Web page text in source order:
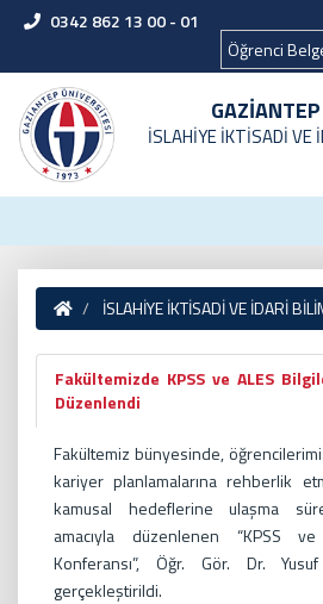
0342 862 13 00 - 01
Öğrenci
GAZİANTEP
İSLAHİYE İKTİSADİ VE
İSLAHİYE İKTİSADİ VE İDARİ
Fakültemizde KPSS ve ALES
Düzenlendi
Fakültemiz bünyesinde,
kariyer planlamalarına rehberlik
kamusal hedeflerine ulaşma
amacıyla düzenlenen “KPSS
Konferansı”, Öğr. Gör. Dr. Yusuf
gerçekleştirildi.